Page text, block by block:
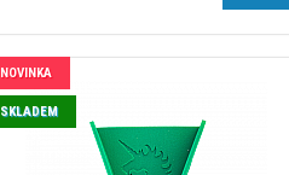
NOVINKA
SKLADEM